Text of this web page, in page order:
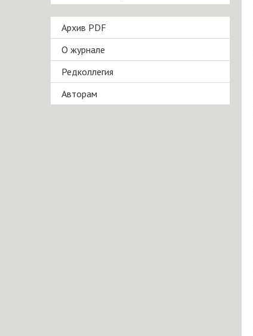
Архив PDF
О журнале
Редколлегия
Авторам